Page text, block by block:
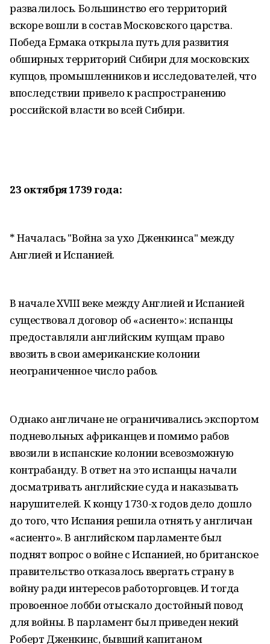
развалилось. Большинство его территорий
вскоре вошли в состав Московского царства.
Победа Ермака открыла путь для развития
обширных территорий Сибири для московских
купцов, промышленников и исследователей, что
впоследствии привело к распространению
российской власти во всей Сибири.
23 октября 1739 года:
* Началась "Война за ухо Дженкинса" между
Англией и Испанией.
В начале XVIII веке между Англией и Испанией
существовал договор об «асиенто»: испанцы
предоставляли английским купцам право
ввозить в свои американские колонии
неограниченное число рабов.
Однако англичане не ограничивались экспортом
подневольных африканцев и помимо рабов
ввозили в испанские колонии всевозможную
контрабанду. В ответ на это испанцы начали
досматривать английские суда и наказывать
нарушителей. К концу 1730-х годов дело дошло
до того, что Испания решила отнять у англичан
«асиенто». В английском парламенте был
поднят вопрос о войне с Испанией, но британское
правительство отказалось ввергать страну в
войну ради интересов работорговцев. И тогда
провоенное лобби отыскало достойный повод
для войны. В парламент был приведен некий
Роберт Дженкинс, бывший капитаном